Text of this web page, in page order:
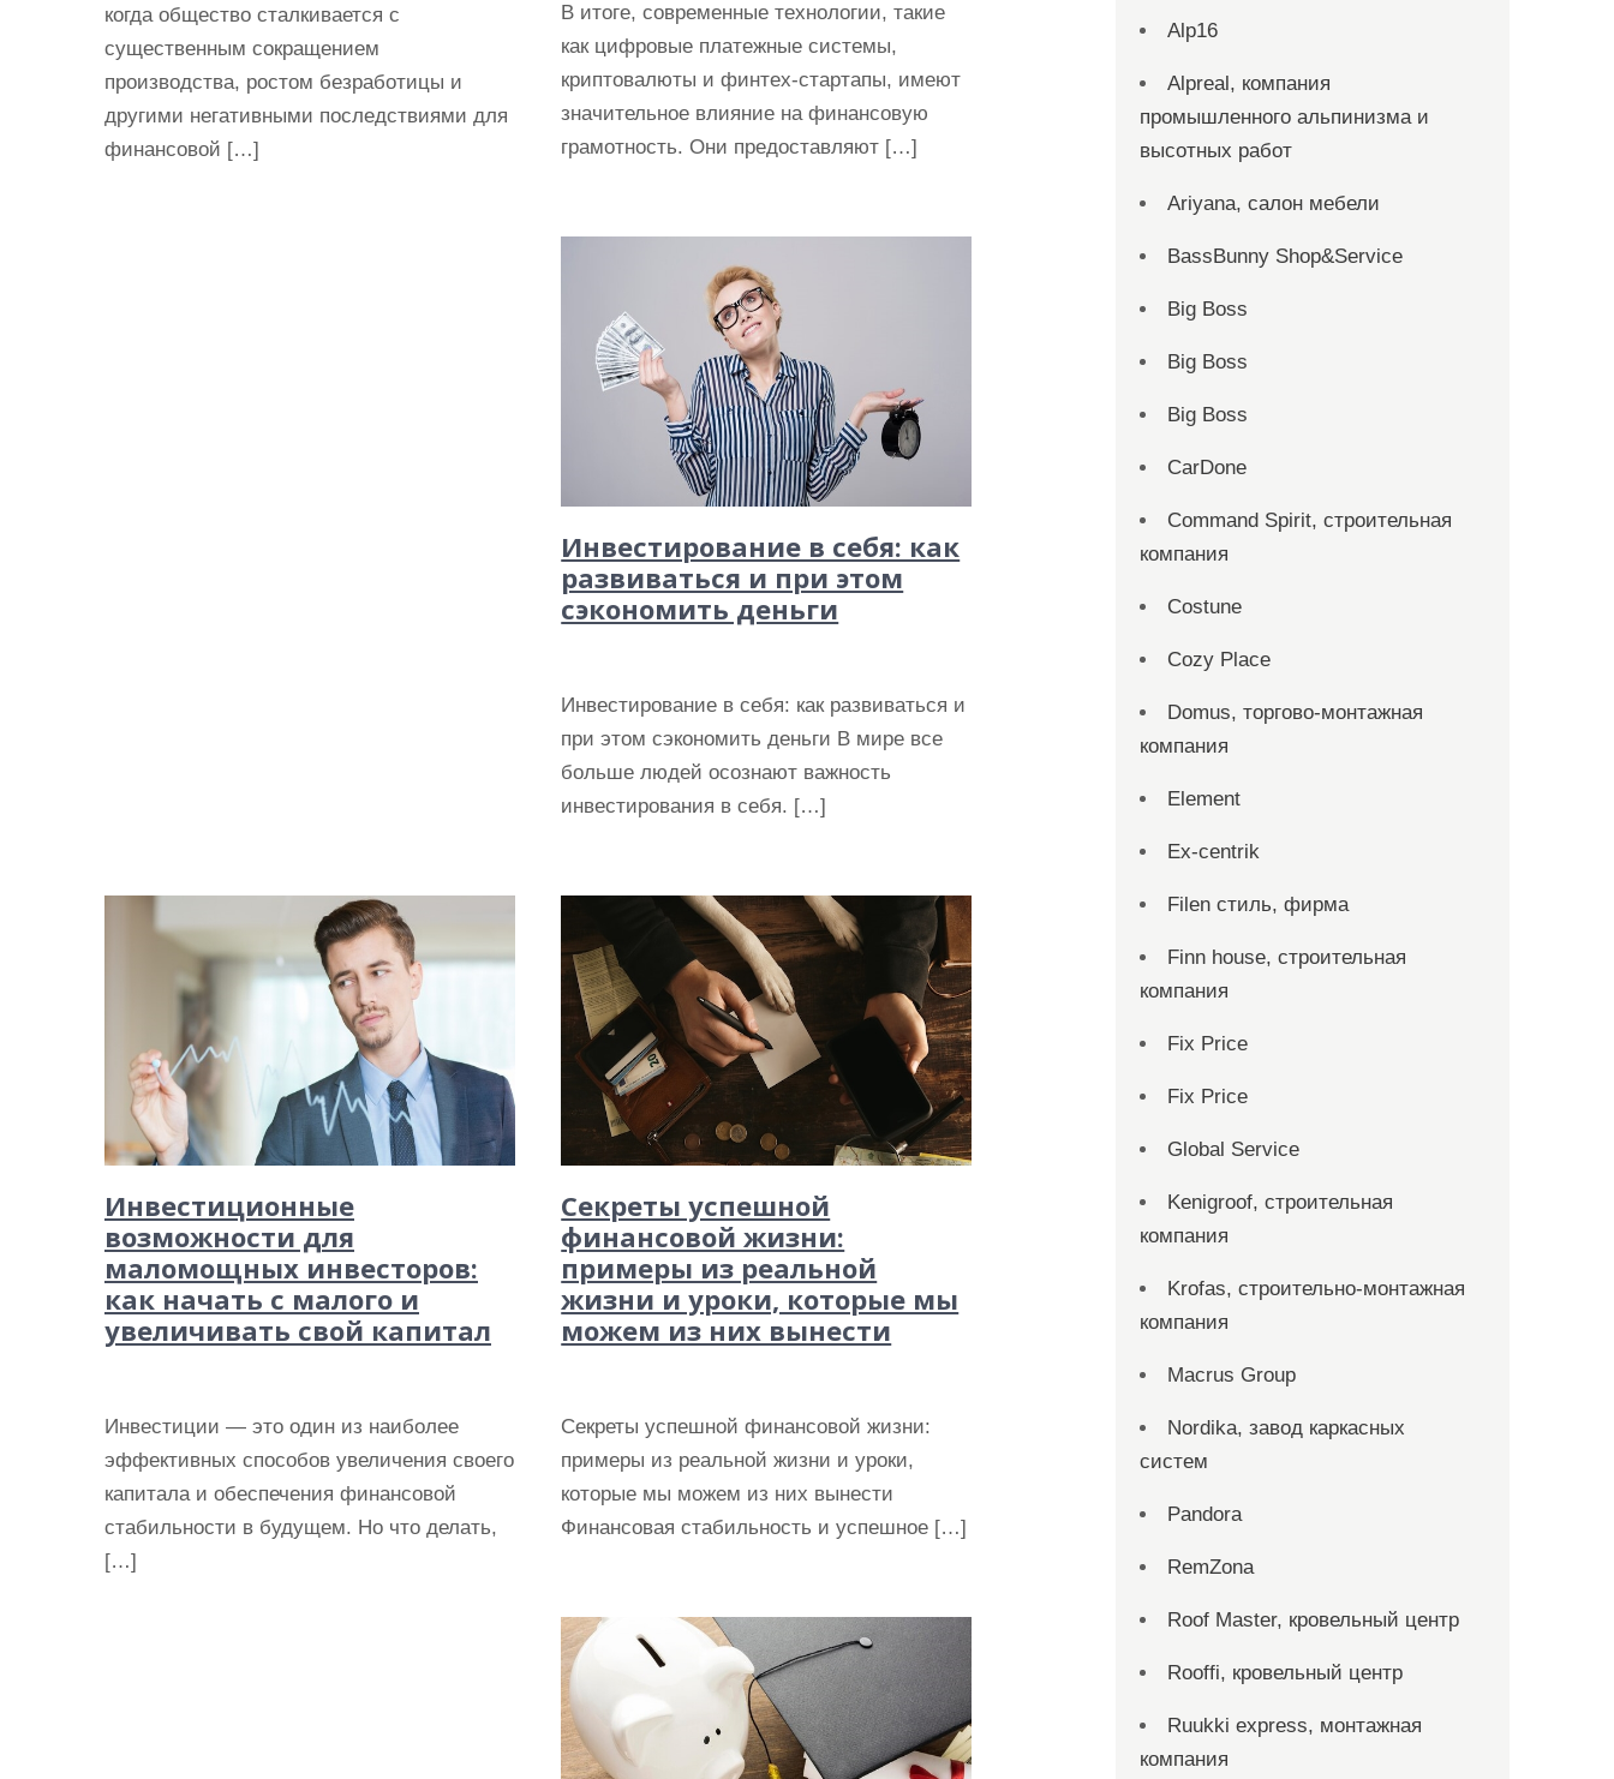
когда общество сталкивается с
существенным сокращением
производства, ростом безработицы и
другими негативными последствиями для
финансовой […]
В итоге, современные технологии, такие
как цифровые платежные системы,
криптовалюты и финтех-стартапы, имеют
значительное влияние на финансовую
грамотность. Они предоставляют […]
Инвестирование в себя: как
развиваться и при этом
сэкономить деньги
Инвестирование в себя: как развиваться и
при этом сэкономить деньги В мире все
больше людей осознают важность
инвестирования в себя. […]
Инвестиционные
возможности для
маломощных инвесторов:
как начать с малого и
увеличивать свой капитал
Инвестиции — это один из наиболее
эффективных способов увеличения своего
капитала и обеспечения финансовой
стабильности в будущем. Но что делать,
[…]
Секреты успешной
финансовой жизни:
примеры из реальной
жизни и уроки, которые мы
можем из них вынести
Секреты успешной финансовой жизни:
примеры из реальной жизни и уроки,
которые мы можем из них вынести
Финансовая стабильность и успешное […]
Alp16
Alpreal, компания
промышленного альпинизма и
высотных работ
Ariyana, салон мебели
BassBunny Shop&Service
Big Boss
Big Boss
Big Boss
CarDone
Command Spirit, строительная
компания
Costune
Cozy Place
Domus, торгово-монтажная
компания
Element
Ex-centrik
Filen стиль, фирма
Finn house, строительная
компания
Fix Price
Fix Price
Global Service
Kenigroof, строительная
компания
Krofas, строительно-монтажная
компания
Macrus Group
Nordika, завод каркасных
систем
Pandora
RemZona
Roof Master, кровельный центр
Rooffi, кровельный центр
Ruukki express, монтажная
компания